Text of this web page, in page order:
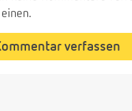
verfassen